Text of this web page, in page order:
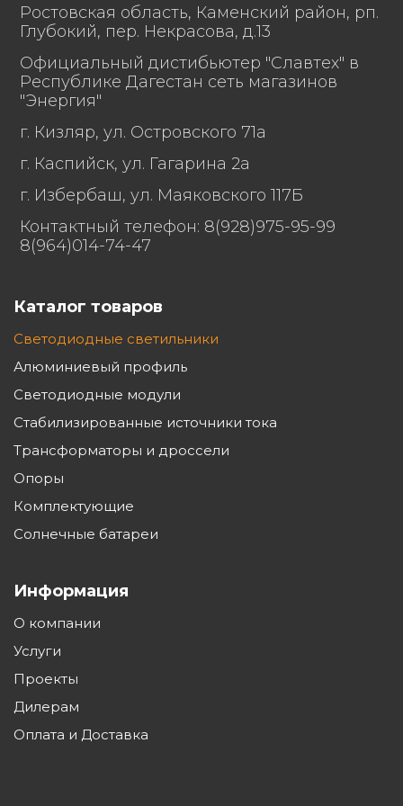
Электромагнитная
совместимость
По ТР ТС 020/2011
Степень защиты от
воздействия
окружающей среды,
60598-1
67
Длина 480,
Масса светильника,
Материал корпуса
светильника
Анодированный
Защитное стекло
Радиатор
теплоотвода
Диммирование
Каталог товаров
Светодиодные светильники
Алюминиевый профиль
Светодиодные модули
Стабилизированные источники тока
Трансформаторы и дроссели
Опоры
Комплектующие
Солнечные батареи
Информация
О компании
Услуги
Проекты
Дилерам
Оплата и Доставка
Ростовская область, Каменский район, рп.
Глубокий, пер. Некрасова, д.13
Официальный дистибьютер "Славтех" в
Республике Дагестан сеть магазинов
"Энергия"
г. Кизляр, ул. Островского 71а
г. Каспийск, ул. Гагарина 2а
г. Избербаш, ул. Маяковского 117Б
Контактный телефон: 8(928)975-95-99
8(964)014-74-47